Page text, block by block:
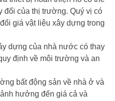
đổi của thị trường. Quý vị có
giá vật liệu xây dựng trong
dựng của nhà nước có thay
định về môi trường và an
bất động sản về nhà ở và
hưởng đến giá cả và